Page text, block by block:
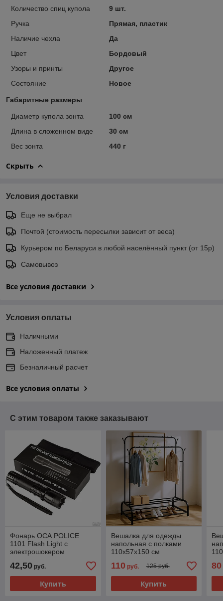
Количество спиц купола
9 шт.
Ручка
Прямая, пластик
Наличие чехла
Да
Цвет
Бордовый
Узоры и принты
Другое
Состояние
Новое
Габаритные размеры
Диаметр купола зонта
100 см
Длина в сложенном виде
30 см
Вес зонта
440 г
Скрыть
Условия доставки
Еще не выбрал
Почтой (стоимость пересылки зависит от веса)
Курьером по Беларуси в любой населённый пункт (от 15р)
Самовывоз
Все условия доставки
Условия оплаты
Наличными
Наложенный платеж
Безналичный расчет
Все условия оплаты
С этим товаром также заказывают
Фонарь ОСА POLICE
1101 Flash Light с
электрошокером
42,50 руб.
Купить
Вешалка для одежды
напольная с полками
110х57х150 см
110 руб. 125 руб.
Купить
80